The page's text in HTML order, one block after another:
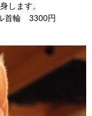
します。
首輪 3300円